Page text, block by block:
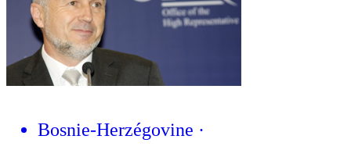
Bosnie-Herzégovine ·